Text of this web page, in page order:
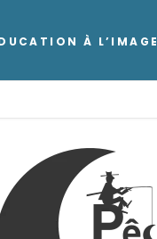
À L’IMAGE